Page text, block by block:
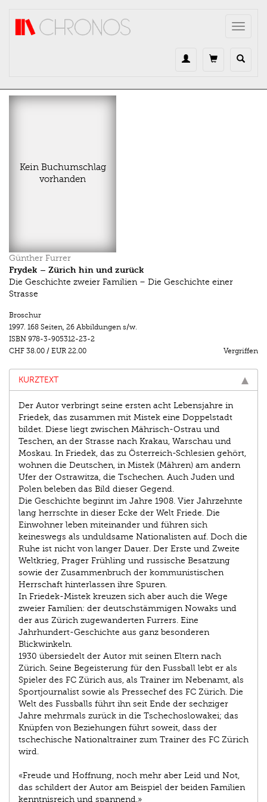
Toggle
Kein Buchumschlag
vorhanden
Günther Furrer
Frydek – Zürich hin und zurück
Die Geschichte zweier Familien – Die Geschichte einer
Strasse
Broschur
1997. 168 Seiten, 26 Abbildungen s/w.
ISBN 978-3-905312-23-2
CHF 38.00 / EUR 22.00 Vergriffen
KURZTEXT
Der Autor verbringt seine ersten acht Lebensjahre in
Friedek, das zusammen mit Mistek eine Doppelstadt
bildet. Diese liegt zwischen Mährisch-Ostrau und
Teschen, an der Strasse nach Krakau, Warschau und
Moskau. In Friedek, das zu Österreich-Schlesien gehört,
wohnen die Deutschen, in Mistek (Mähren) am andern
Ufer der Ostrawitza, die Tschechen. Auch Juden und
Polen beleben das Bild dieser Gegend.
Die Geschichte beginnt im Jahre 1908. Vier Jahrzehnte
lang herrschte in dieser Ecke der Welt Friede. Die
Einwohner leben miteinander und führen sich
keineswegs als unduldsame Nationalisten auf. Doch die
Ruhe ist nicht von langer Dauer. Der Erste und Zweite
Weltkrieg, Prager Frühling und russische Besatzung
sowie der Zusammenbruch der kommunistischen
Herrschaft hinterlassen ihre Spuren.
In Friedek-Mistek kreuzen sich aber auch die Wege
zweier Familien: der deutschstämmigen Nowaks und
der aus Zürich zugewanderten Furrers. Eine
Jahrhundert-Geschichte aus ganz besonderen
Blickwinkeln.
1930 übersiedelt der Autor mit seinen Eltern nach
Zürich. Seine Begeisterung für den Fussball lebt er als
Spieler des FC Zürich aus, als Trainer im Nebenamt, als
Sportjournalist sowie als Pressechef des FC Zürich. Die
Welt des Fussballs führt ihn seit Ende der sechziger
Jahre mehrmals zurück in die Tschechoslowakei; das
Knüpfen von Beziehungen führt soweit, dass der
tschechische Nationaltrainer zum Trainer des FC Zürich
wird.
«Freude und Hoffnung, noch mehr aber Leid und Not,
das schildert der Autor am Beispiel der beiden Familien
kenntnisreich und spannend.»